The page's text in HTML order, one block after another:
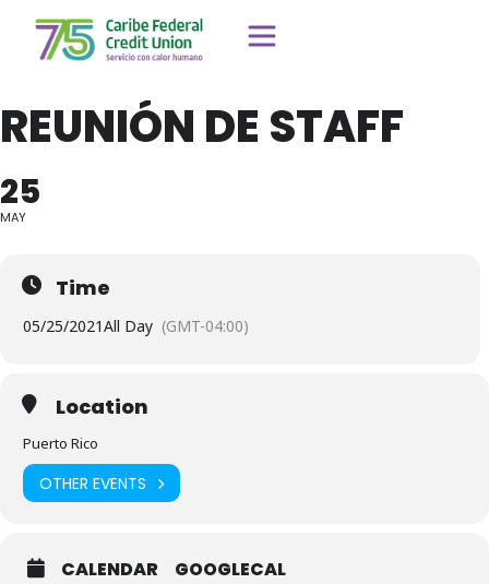
REUNIÓN DE STAFF
25
MAY
Time
05/25/2021All Day (GMT-04:00)
Location
Puerto Rico
OTHER EVENTS
CALENDAR GOOGLECAL